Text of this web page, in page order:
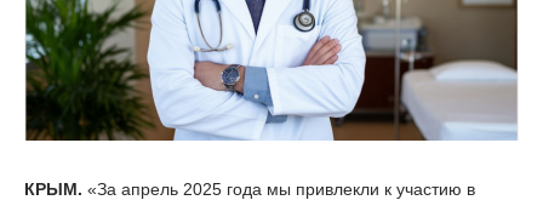
КРЫМ. «За апрель 2025 года мы привлекли к участию в